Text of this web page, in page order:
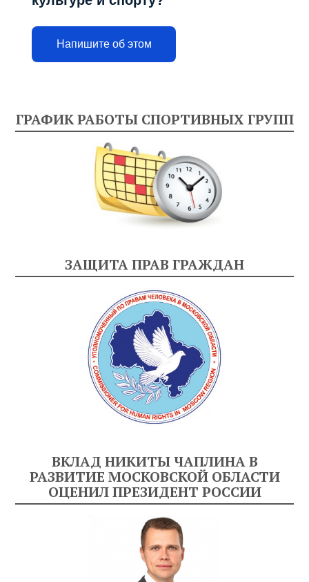
Напишите об этом
ГРАФИК РАБОТЫ СПОРТИВНЫХ ГРУПП
ЗАЩИТА ПРАВ ГРАЖДАН
ВКЛАД НИКИТЫ ЧАПЛИНА В
РАЗВИТИЕ МОСКОВСКОЙ ОБЛАСТИ
ОЦЕНИЛ ПРЕЗИДЕНТ РОССИИ